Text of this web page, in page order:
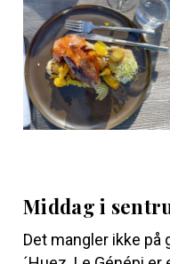
Middag i
Det mangler ikke på